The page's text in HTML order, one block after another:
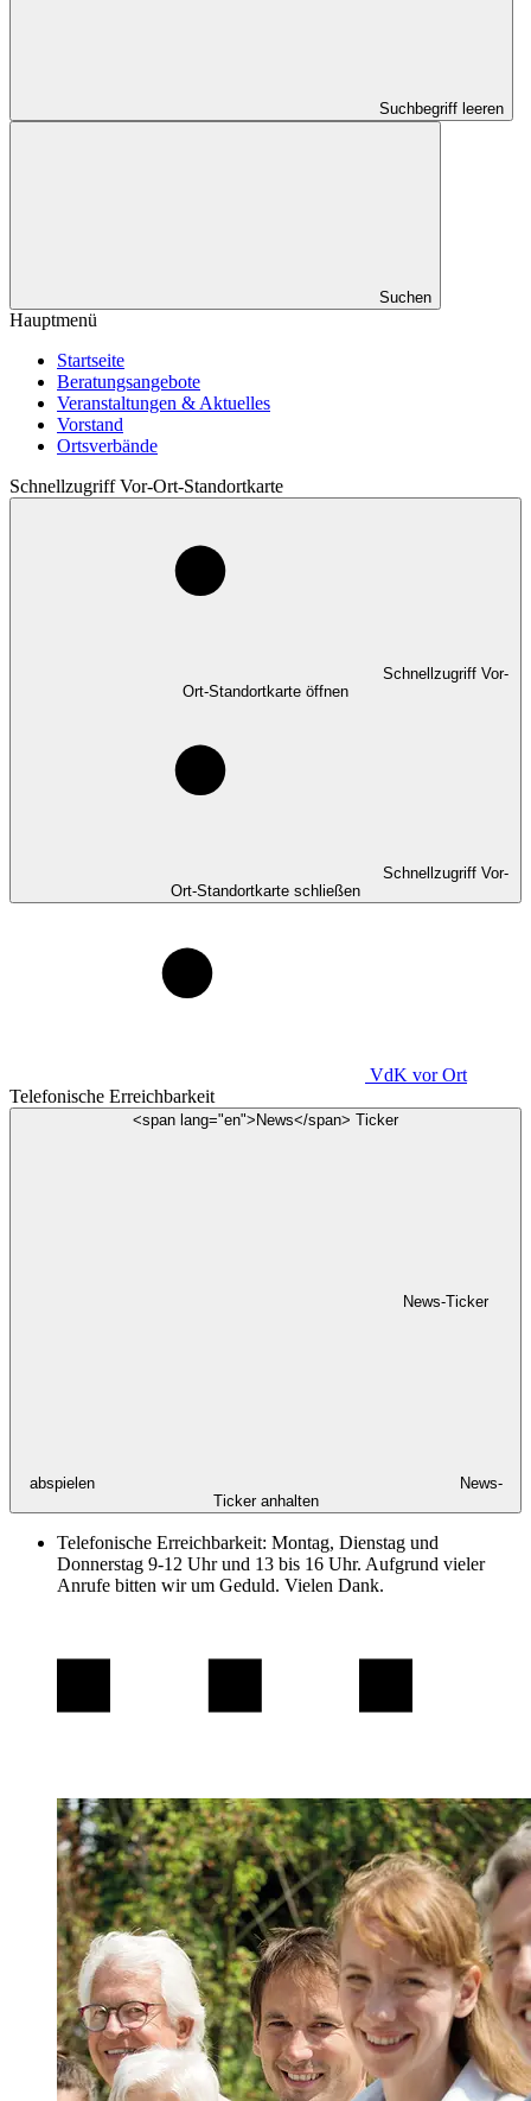
Suchbegriff leeren
Suchen
Hauptmenü
Startseite
Beratungsangebote
Veranstaltungen & Aktuelles
Vorstand
Ortsverbände
Schnellzugriff Vor-Ort-Standortkarte
Schnellzugriff Vor-
Ort-Standortkarte öffnen
Schnellzugriff Vor-
Ort-Standortkarte schließen
VdK vor Ort
Telefonische Erreichbarkeit
<span lang="en">News</span> Ticker
News-Ticker
abspielen
News-
Ticker anhalten
Telefonische Erreichbarkeit: Montag, Dienstag und
Donnerstag 9-12 Uhr und 13 bis 16 Uhr. Aufgrund vieler
Anrufe bitten wir um Geduld. Vielen Dank.